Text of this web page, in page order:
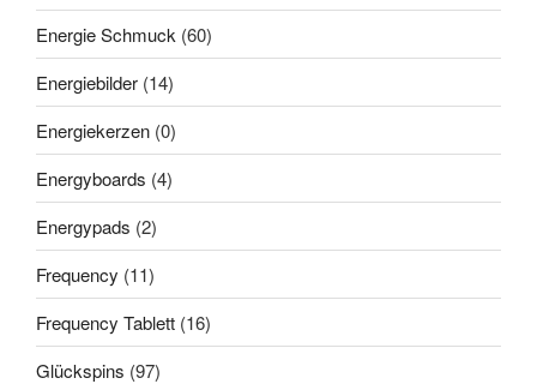
Energie Schmuck (60)
Energiebilder (14)
Energiekerzen (0)
Energyboards (4)
Energypads (2)
Frequency (11)
Frequency Tablett (16)
Glückspins (97)